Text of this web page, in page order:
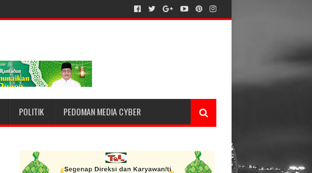
POLITIK PEDOMAN MEDIA CYBER